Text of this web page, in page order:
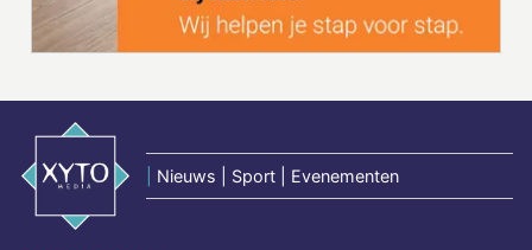
Nieuws | Sport | Evenementen